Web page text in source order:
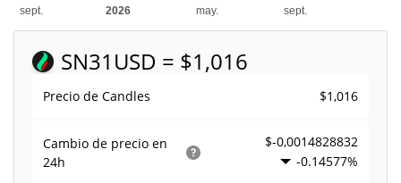
SN31 USD = $1,016
Precio de Candles $1,016
Cambio de precio en
24h
$-0,0014828832
-0.14577%